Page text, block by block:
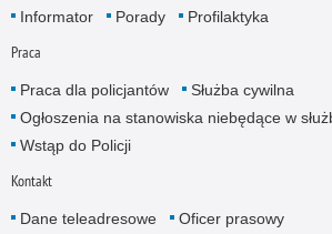
Informator Porady Profilaktyka
Praca
Praca dla policjantów
Służba cywilna
Ogłoszenia na stanowiska niebędące w
Wstąp do Policji
Kontakt
Dane teleadresowe
Oficer prasowy